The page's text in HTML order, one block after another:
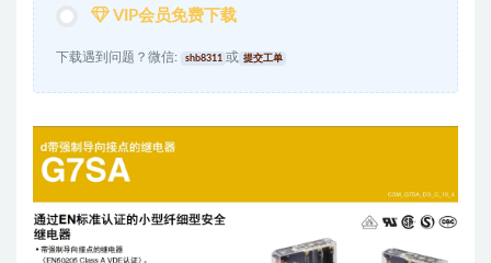
VIP会员免费下载
下载遇到问题？微信: shb8311 或 提交工单